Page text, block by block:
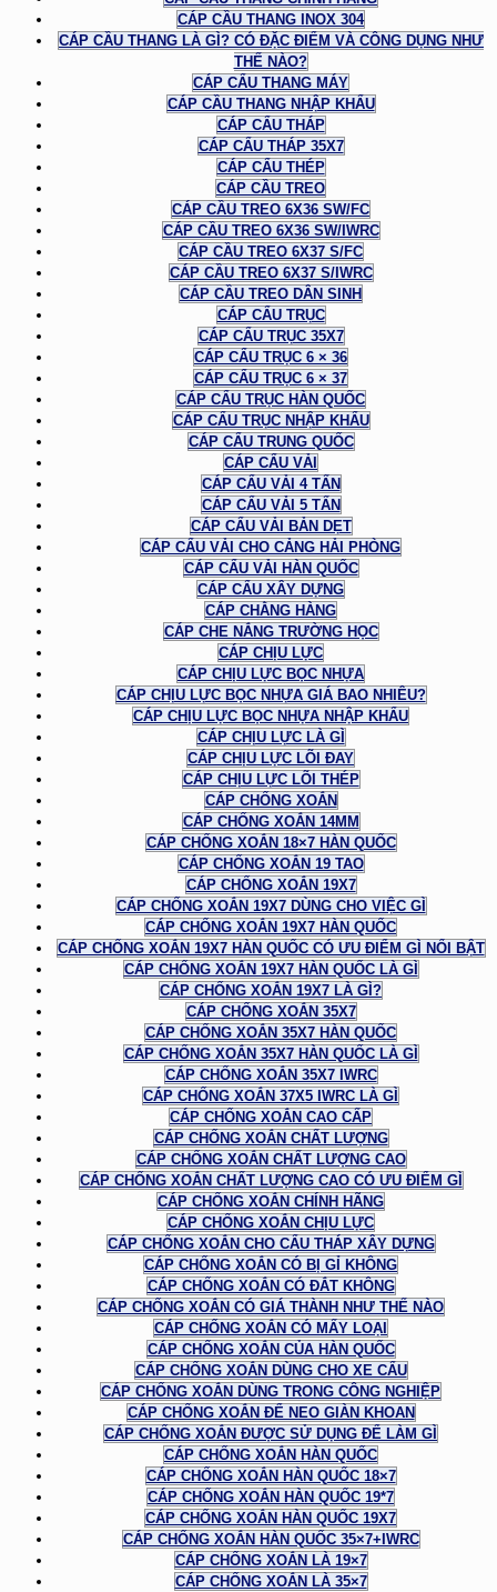
CÁP CẦU THANG INOX 304
CÁP CẦU THANG LÀ GÌ? CÓ ĐẶC ĐIỂM VÀ CÔNG DỤNG NHƯ
THẾ NÀO?
CÁP CẨU THANG MÁY
CÁP CẦU THANG NHẬP KHẨU
CÁP CẨU THÁP
CÁP CẨU THÁP 35X7
CÁP CẨU THÉP
CÁP CẦU TREO
CÁP CẦU TREO 6X36 SW/FC
CÁP CẦU TREO 6X36 SW/IWRC
CÁP CẦU TREO 6X37 S/FC
CÁP CẦU TREO 6X37 S/IWRC
CÁP CẦU TREO DÂN SINH
CÁP CẨU TRỤC
CÁP CẨU TRỤC 35X7
CÁP CẨU TRỤC 6 × 36
CÁP CẨU TRỤC 6 × 37
CÁP CẨU TRỤC HÀN QUỐC
CÁP CẨU TRỤC NHẬP KHẨU
CÁP CẨU TRUNG QUỐC
CÁP CẨU VẢI
CÁP CẨU VẢI 4 TẤN
CÁP CẨU VẢI 5 TẤN
CÁP CẨU VẢI BẢN DẸT
CÁP CẨU VẢI CHO CẢNG HẢI PHÒNG
CÁP CẨU VẢI HÀN QUỐC
CÁP CẨU XÂY DỰNG
CÁP CHẰNG HÀNG
CÁP CHE NẮNG TRƯỜNG HỌC
CÁP CHỊU LỰC
CÁP CHỊU LỰC BỌC NHỰA
CÁP CHỊU LỰC BỌC NHỰA GIÁ BAO NHIÊU?
CÁP CHỊU LỰC BỌC NHỰA NHẬP KHẨU
CÁP CHỊU LỰC LÀ GÌ
CÁP CHỊU LỰC LÕI ĐAY
CÁP CHỊU LỰC LÕI THÉP
CÁP CHỐNG XOẮN
CÁP CHỐNG XOẮN 14MM
CÁP CHỐNG XOẮN 18×7 HÀN QUỐC
CÁP CHỐNG XOẮN 19 TAO
CÁP CHỐNG XOẮN 19X7
CÁP CHỐNG XOẮN 19X7 DÙNG CHO VIỆC GÌ
CÁP CHỐNG XOẮN 19X7 HÀN QUỐC
CÁP CHỐNG XOẮN 19X7 HÀN QUỐC CÓ ƯU ĐIỂM GÌ NỔI BẬT
CÁP CHỐNG XOẮN 19X7 HÀN QUỐC LÀ GÌ
CÁP CHỐNG XOẮN 19X7 LÀ GÌ?
CÁP CHỐNG XOẮN 35X7
CÁP CHỐNG XOẮN 35X7 HÀN QUỐC
CÁP CHỐNG XOẮN 35X7 HÀN QUỐC LÀ GÌ
CÁP CHỐNG XOẮN 35X7 IWRC
CÁP CHỐNG XOẮN 37X5 IWRC LÀ GÌ
CÁP CHỐNG XOẮN CAO CẤP
CÁP CHỐNG XOẮN CHẤT LƯỢNG
CÁP CHỐNG XOẮN CHẤT LƯỢNG CAO
CÁP CHỐNG XOẮN CHẤT LƯỢNG CAO CÓ ƯU ĐIỂM GÌ
CÁP CHỐNG XOẮN CHÍNH HÃNG
CÁP CHỐNG XOẮN CHỊU LỰC
CÁP CHỐNG XOẮN CHO CẨU THÁP XÂY DỰNG
CÁP CHỐNG XOẮN CÓ BỊ GỈ KHÔNG
CÁP CHỐNG XOẮN CÓ ĐẮT KHÔNG
CÁP CHỐNG XOẮN CÓ GIÁ THÀNH NHƯ THẾ NÀO
CÁP CHỐNG XOẮN CÓ MẤY LOẠI
CÁP CHỐNG XOẮN CỦA HÀN QUỐC
CÁP CHỐNG XOẮN DÙNG CHO XE CẨU
CÁP CHỐNG XOẮN DÙNG TRONG CÔNG NGHIỆP
CÁP CHỐNG XOẮN ĐỂ NEO GIÀN KHOAN
CÁP CHỐNG XOẮN ĐƯỢC SỬ DỤNG ĐỂ LÀM GÌ
CÁP CHỐNG XOẮN HÀN QUỐC
CÁP CHỐNG XOẮN HÀN QUỐC 18×7
CÁP CHỐNG XOẮN HÀN QUỐC 19*7
CÁP CHỐNG XOẮN HÀN QUỐC 19X7
CÁP CHỐNG XOẮN HÀN QUỐC 35×7+IWRC
CÁP CHỐNG XOẮN LÀ 19×7
CÁP CHỐNG XOẮN LÀ 35×7